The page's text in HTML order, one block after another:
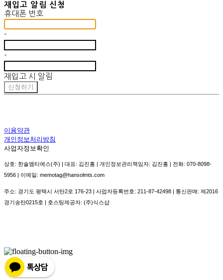
재입고 알림 신청
휴대폰 번호
-
-
재입고 시 알림
신청하기
이용약관
개인정보처리방침
사업자정보확인
상호: 한솔엠티에스(주) | 대표: 김진흥 | 개인정보관리책임자: 김진흥 | 전화: 070-8098-
5956 | 이메일: memotag@hansolmts.com
주소: 경기도 평택시 서탄2로 176-23 | 사업자등록번호: 211-87-42498 | 통신판매: 제2016
경기송탄0215호 | 호스팅제공자: (주)식스샵